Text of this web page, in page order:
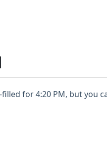
for 4:20 PM, but you